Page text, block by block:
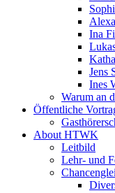
Ina
Jens
Ines
Warum an
Öffentliche
About HTWK
Leitbild
Lehr- und